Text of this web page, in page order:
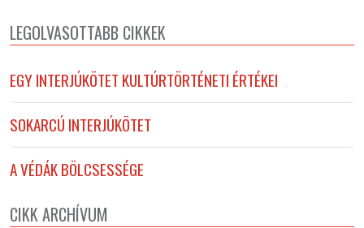
LEGOLVASOTTABB CIKKEK
EGY INTERJÚKÖTET KULTÚRTÖRTÉNETI ÉRTÉKEI
SOKARCÚ INTERJÚKÖTET
A VÉDÁK BÖLCSESSÉGE
CIKK ARCHÍVUM